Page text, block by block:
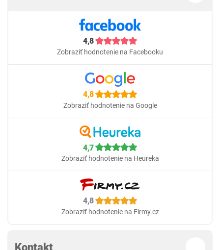
4,8
Zobraziť hodnotenie na Facebooku
4,8
Zobraziť hodnotenie na Google
4,7
Zobraziť hodnotenie na Heureka
4,8
Zobraziť hodnotenie na Firmy.cz
Kontakt